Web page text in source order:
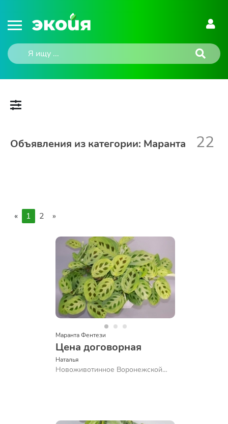
Объявления из категории: Маранта 22
« 1 2 »
Маранта Фентези
Цена договорная
Наталья
Новоживотинное Воронежской